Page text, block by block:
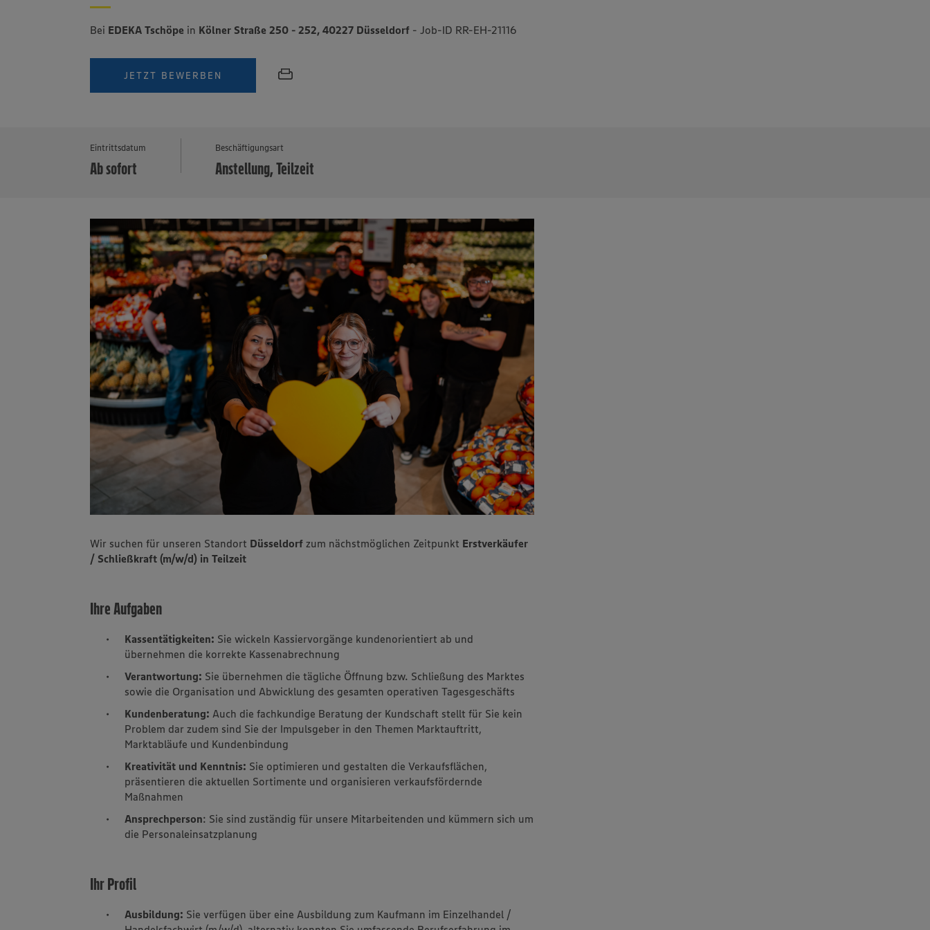
Bei EDEKA Tschöpe in Kölner Straße 250 - 252, 40227 Düsseldorf - Job-ID RR-EH-21116
JETZT BEWERBEN
Eintrittsdatum
Ab sofort
Beschäftigungsart
Anstellung, Teilzeit
Wir suchen für unseren Standort Düsseldorf zum nächstmöglichen Zeitpunkt Erstverkäufer
/ Schließkraft (m/w/d) in Teilzeit
Ihre Aufgaben
Kassentätigkeiten: Sie wickeln Kassiervorgänge kundenorientiert ab und
übernehmen die korrekte Kassenabrechnung
Verantwortung: Sie übernehmen die tägliche Öffnung bzw. Schließung des Marktes
sowie die Organisation und Abwicklung des gesamten operativen Tagesgeschäfts
Kundenberatung: Auch die fachkundige Beratung der Kundschaft stellt für Sie kein
Problem dar zudem sind Sie der Impulsgeber in den Themen Marktauftritt,
Marktabläufe und Kundenbindung
Kreativität und Kenntnis: Sie optimieren und gestalten die Verkaufsflächen,
präsentieren die aktuellen Sortimente und organisieren verkaufsfördernde
Maßnahmen
Ansprechperson: Sie sind zuständig für unsere Mitarbeitenden und kümmern sich um
die Personaleinsatzplanung
Ihr Profil
Ausbildung: Sie verfügen über eine Ausbildung zum Kaufmann im Einzelhandel /